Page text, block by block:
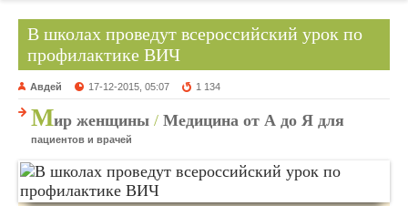
В школах проведут всероссийский урок по
профилактике ВИЧ
Авдей 17-12-2015, 05:07 1 134
Мир женщины / Медицина от А до Я для
пациентов и врачей